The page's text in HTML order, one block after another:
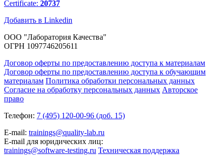
Certificate: 20737
Добавить в Linkedin
ООО "Лаборатория Качества"
ОГРН 1097746205611
Договор оферты по предоставлению доступа к материалам
Договор оферты по предоставлению доступа к обучающим
материалам Политика обработки персональных данных
Согласие на обработку персональных данных Авторское
право
Телефон: 7 (495) 120-00-96 (доб. 15)
E-mail: trainings@quality-lab.ru
E-mail для юридических лиц:
trainings@software-testing.ru Техническая поддержка